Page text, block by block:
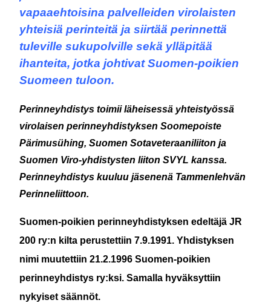
vapaaehtoisina palvelleiden virolaisten
yhteisiä perinteitä ja siirtää perinnettä
tuleville sukupolville sekä ylläpitää
ihanteita, jotka johtivat Suomen-poikien
Suomeen tuloon.
Perinneyhdistys toimii läheisessä yhteistyössä
virolaisen perinneyhdistyksenSoomepoiste
Pärimusühing,Suomen Sotaveteraaniliiton ja
Suomen Viro-yhdistysten liiton SVYL kanssa.
Perinneyhdistys kuuluu jäsenenä Tammenlehvän
Perinneliittoon.
Suomen-poikien perinneyhdistyksen edeltäjä JR
200 ry:n kilta perustettiin 7.9.1991. Yhdistyksen
nimi muutettiin 21.2.1996 Suomen-poikien
perinneyhdistys ry:ksi. Samalla hyväksyttiin
nykyiset säännöt.